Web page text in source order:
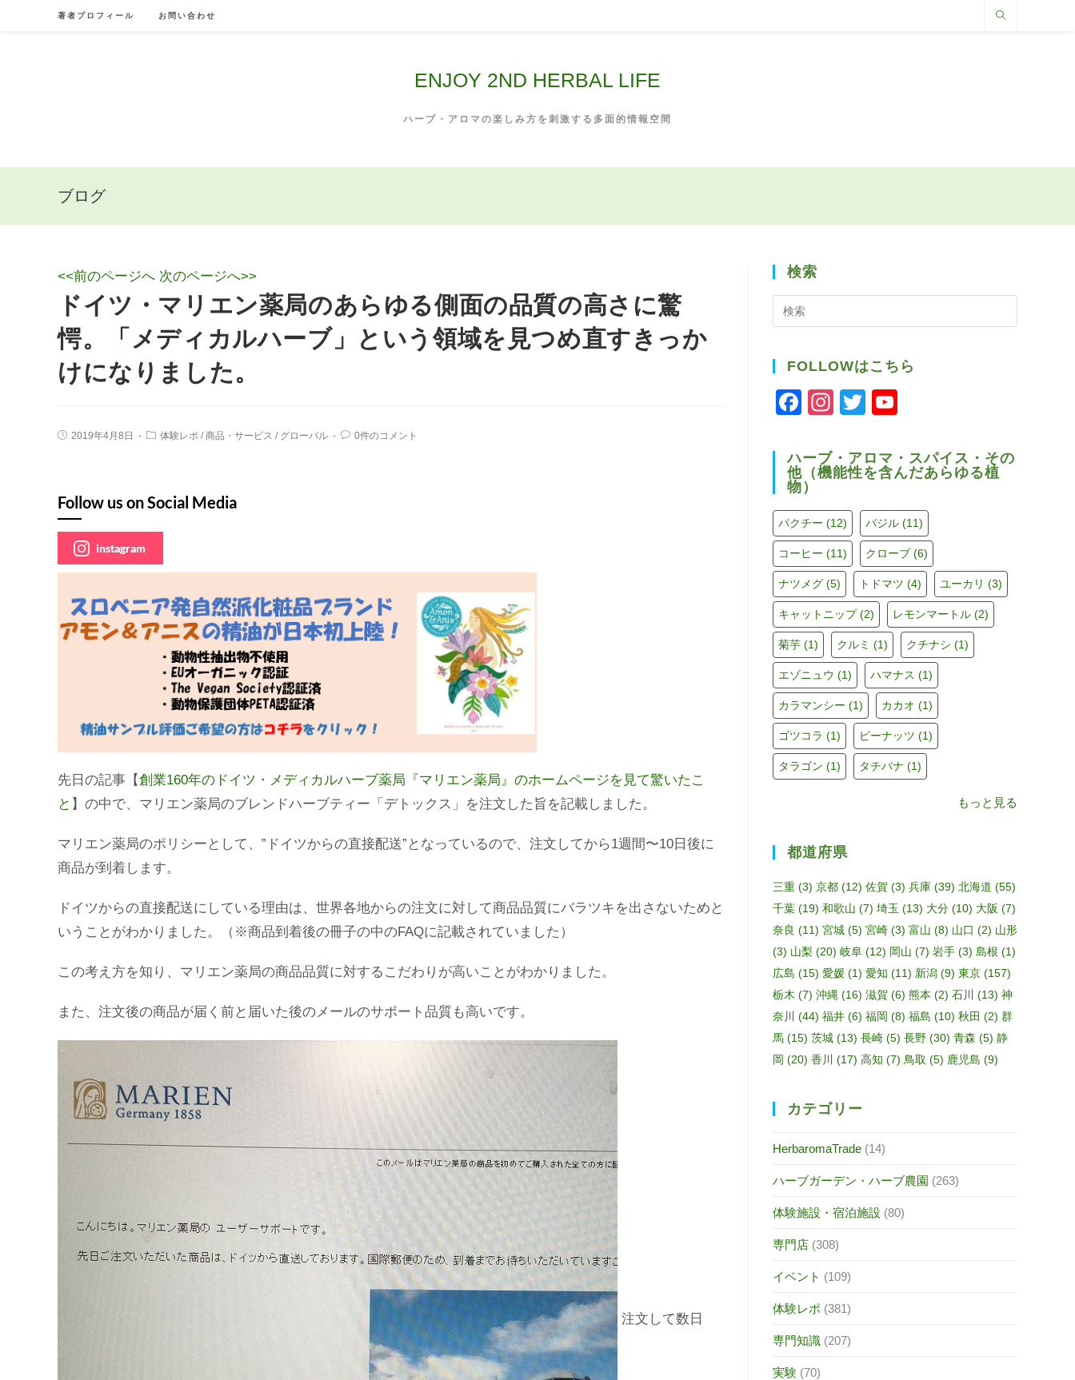
著者プロフィール お問い合わせ
ENJOY 2ND HERBAL LIFE
ハーブ・アロマの楽しみ方を刺激する多面的情報空間
ブログ
<<前のページへ 次のページへ>>
ドイツ・マリエン薬局のあらゆる側面の品質の高さに驚
愕。「メディカルハーブ」という領域を見つめ直すきっか
けになりました。
2019年4月8日 体験レポ / 商品・サービス / グローバル 0件のコメント
Follow us on Social Media
instagram
先日の記事【創業160年のドイツ・メディカルハーブ薬局『マリエン薬局』のホームページを見て驚いたこ
と 】の中で、マリエン薬局のブレンドハーブティー「デトックス」を注文した旨を記載しました。
マリエン薬局のポリシーとして、”ドイツからの直接配送”となっているので、注文してから1週間〜10日後に
商品が到着します。
ドイツからの直接配送にしている理由は、世界各地からの注文に対して商品品質にバラツキを出さないためと
いうことがわかりました。（※商品到着後の冊子の中のFAQに記載されていました）
この考え方を知り、マリエン薬局の商品品質に対するこだわりが高いことがわかりました。
また、注文後の商品が届く前と届いた後のメールのサポート品質も高いです。
注文して数日
検索
索
FOLLOWはこちら
F
c
e
b
o
o
k
In
a
gr
a
m
T
tt
er
u
T
u
b
e
C
h
a
n
n
el
ハーブ・アロマ・スパイス・その
他（機能性を含んだあらゆる植
物）
パクチー (12) バジル (11)
コーヒー (11) クローブ (6)
ナツメグ (5) トドマツ (4) ユーカリ (3)
キャットニップ(2) レモンマートル (2)
菊芋 (1) クルミ (1) クチナシ (1)
エゾニュウ (1) ハマナス (1)
カラマンシー (1) カカオ (1)
ゴツコラ (1) ピーナッツ (1)
タラゴン (1) タチバナ (1)
もっと見る
都道府県
三重 (3) 京都 (12) 佐賀 (3) 兵庫 (39) 北海道 (55)
千葉 (19) 和歌山 (7) 埼玉 (13) 大分 (10) 大阪 (7)
奈良 (11) 宮城 (5) 宮崎 (3) 富山 (8) 山口 (2) 山形
(3) 山梨 (20) 岐阜 (12) 岡山 (7) 岩手 (3) 島根 (1)
広島 (15) 愛媛 (1) 愛知 (11) 新潟 (9) 東京 (157)
栃木 (7) 沖縄 (16) 滋賀 (6) 熊本 (2) 石川 (13) 神
奈川
(44) 福井 (6) 福岡 (8) 福島 (10) 秋田 (2) 群
馬 (15) 茨城 (13) 長崎 (5) 長野 (30) 青森 (5) 静
岡 (20) 香川 (17) 高知 (7) 鳥取 (5) 鹿児島 (9)
カテゴリー
HerbaromaTrade (14)
ハーブガーデン・ハーブ農園 (263)
体験施設・宿泊施設 (80)
専門店 (308)
イベント (109)
体験レポ (381)
専門知識 (207)
実験 (70)